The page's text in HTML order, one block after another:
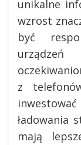
unikalne
wzrost
być
z
ładowania
mają